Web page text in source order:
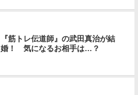
『筋トレ伝道師』の武田真治が結
婚！ 気になるお相手は…？